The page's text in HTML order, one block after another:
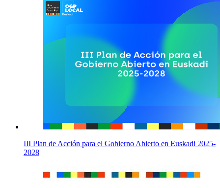
III Plan de Acción para el Gobierno Abierto en Euskadi 2025-
2028